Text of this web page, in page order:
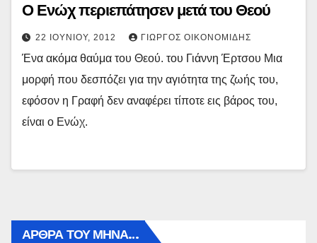
Ο Ενώχ περιεπάτησεν μετά του Θεού
22 ΙΟΥΝΊΟΥ, 2012 ΓΙΏΡΓΟΣ ΟΙΚΟΝΟΜΊΔΗΣ
Ένα ακόμα θαύμα του Θεού. του Γιάννη Έρτσου Μια
μορφή που δεσπόζει για την αγιότητα της ζωής του,
εφόσον η Γραφή δεν αναφέρει τίποτε εις βάρος του,
είναι ο Ενώχ.
ΑΡΘΡΑ ΤΟΥ ΜΉΝΑ…